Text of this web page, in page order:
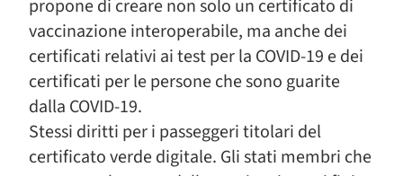
propone di creare non solo un certificato di
vaccinazione interoperabile, ma anche dei
certificati relativi ai test per la COVID-19 e dei
certificati per le persone che sono guarite
dalla COVID-19.
Stessi diritti per i passeggeri titolari del
certificato verde digitale. Gli stati membri che